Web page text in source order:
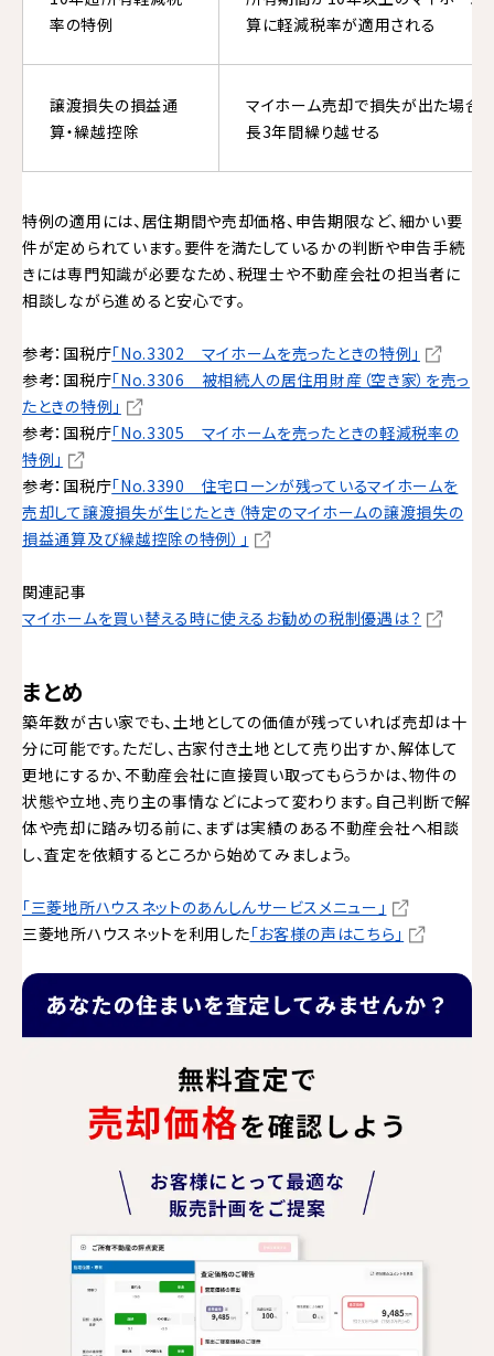
率の特例
算に軽減税率が適用される
譲渡損失の損益通
算・繰越控除
マイホーム売却で損失が出た場合
長3年間繰り越せる
特例の適用には、居住期間や売却価格、申告期限など、細かい要
件が定められています。要件を満たしているかの判断や申告手続
きには専門知識が必要なため、税理士や不動産会社の担当者に
相談しながら進めると安心です。
参考：国税庁「No.3302 マイホームを売ったときの特例」
参考：国税庁「No.3306 被相続人の居住用財産（空き家）を売っ
たときの特例」
参考：国税庁「No.3305 マイホームを売ったときの軽減税率の
特例」
参考：国税庁「No.3390 住宅ローンが残っているマイホームを
売却して譲渡損失が生じたとき（特定のマイホームの譲渡損失の
損益通算及び繰越控除の特例）」
関連記事
マイホームを買い替える時に使えるお勧めの税制優遇は？
まとめ
築年数が古い家でも、土地としての価値が残っていれば売却は十
分に可能です。ただし、古家付き土地として売り出すか、解体して
更地にするか、不動産会社に直接買い取ってもらうかは、物件の
状態や立地、売り主の事情などによって変わります。自己判断で解
体や売却に踏み切る前に、まずは実績のある不動産会社へ相談
し、査定を依頼するところから始めてみましょう。
「三菱地所ハウスネットのあんしんサービスメニュー」
三菱地所ハウスネットを利用した「お客様の声はこちら」